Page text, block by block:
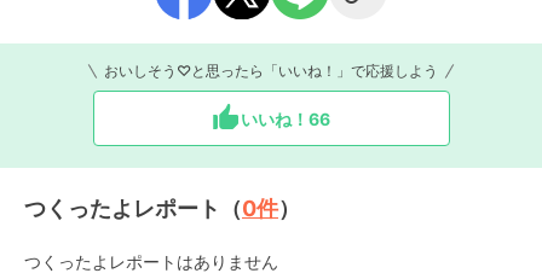
おいしそう♡と思ったら「いいね！」で応援しよう
いいね！ 66
つくったよレポート（0件）
つくったよレポートはありません